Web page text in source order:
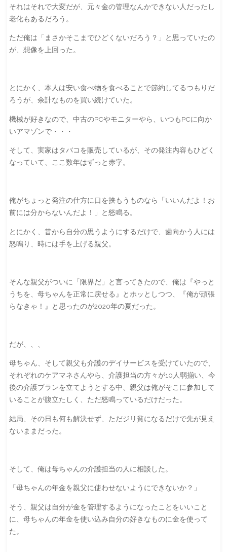
それはそれで大変だが、元々金の管理なんかできない人だったし
老化もあるだろう。
ただ俺は「まさかそこまでひどくないだろう？」と思っていたの
が、想像を上回った。
とにかく、本人は安い食べ物を食べることで節約してるつもりだ
ろうが、余計なものを買い続けていた。
機械が好きなので、中古のPCやモニターやら、いつもPCに向か
いアマゾンで・・・
そして、実家はタバコを販売しているが、その発注内容もひどく
なっていて、ここ数年はずっと赤字。
俺がちょっと発注の仕方に口を挟もうものなら「いいんだよ！お
前には分からないんだよ！」と怒鳴る。
とにかく、昔から自分の思うようにするだけで、歯向かう人には
怒鳴り、時には手を上げる親父。
そんな親父がついに「限界だ」と言ってきたので、俺は『やっと
うちを、母ちゃんを正常に戻せる』とホッとしつつ、『俺が頑張
らなきゃ！』と思ったのが2020年の夏だった。
だが、、、
母ちゃん、そして親父も介護のデイサービスを受けていたので、
それぞれのケアマネさんやら、介護担当の方々が10人弱揃い、今
後の介護プランを立てようとする中、親父は俺がそこに参加して
いることが腹立たしく、ただ怒鳴っているだけだった。
結局、その日も何も解決せず、ただジリ貧になるだけで先が見え
ないままだった。
そして、俺は母ちゃんの介護担当の人に相談した。
「母ちゃんの年金を親父に使わせないようにできないか？」
そう、親父は自分が金を管理するようになったことをいいこと
に、母ちゃんの年金を使い込み自分の好きなものに金を使って
た。